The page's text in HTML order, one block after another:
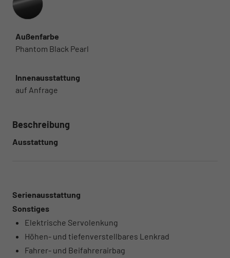
Außenfarbe
Phantom Black Pearl
Innenausstattung
auf Anfrage
Beschreibung
Ausstattung
Serienausstattung
Sonstiges
Elektrische Servolenkung
Höhen- und tiefenverstellbares Lenkrad
Fahrer- und Beifahrerairbag